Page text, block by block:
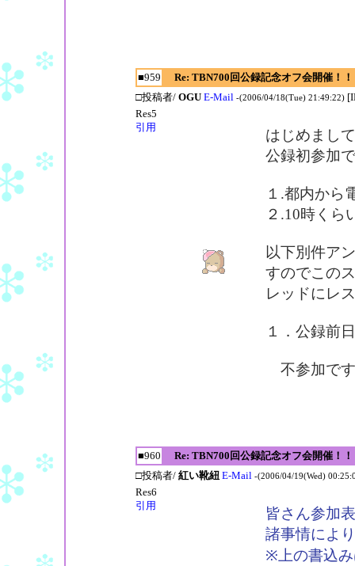
■959 Re: TBN700回公録記念オフ会開催！！
□投稿者/ OGU E-Mail -(2006/04/18(Tue) 21:49:22)
Res5
引用
はじめまし
公録初参加
１.都内から
２.10時くら
以下別件ア
すのでこのス
レッドにレ
１．公録前
不参加で
■960 Re: TBN700回公録記念オフ会開催！！
□投稿者/ 紅い靴紐 E-Mail -(2006/04/19(Wed)
Res6
引用
皆さん参加
諸事情によ
※上の書込